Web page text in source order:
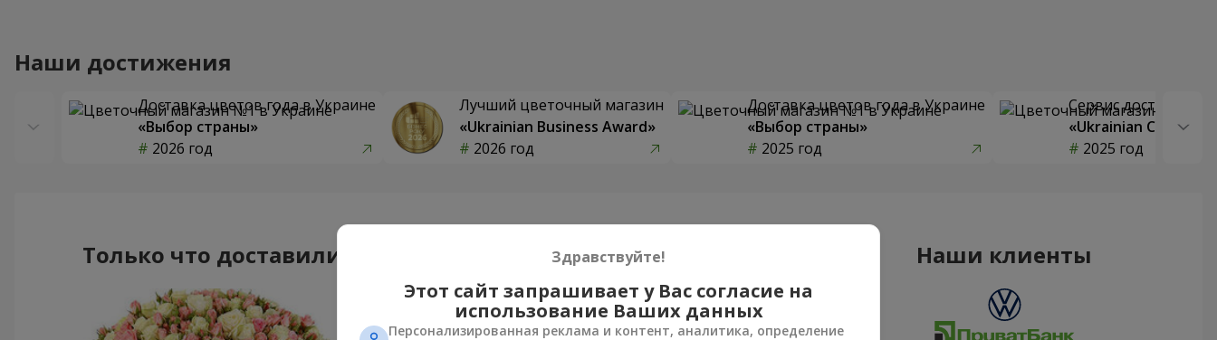
Наши достижения
Доставка цветов года в Украине
«Выбор страны»
2026 год
Лучший цветочный магазин
«Ukrainian Business Award»
2026 год
Доставка цветов года в Украине
«Выбор страны»
2025 год
Сервис доставки
«Ukrainian Choice»
2025 год
Только что доставили Фотогалерея Наши клиенты
Здравствуйте!
Этот сайт запрашивает у Вас согласие на
использование Ваших данных
Персонализированная реклама и контент, аналитика, определение